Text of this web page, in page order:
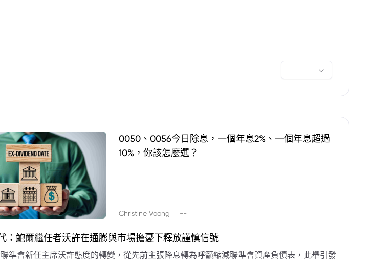
0050、0056今日除息，一個年息2%、一個年息超過
10%，你該怎麼選？
Christine Voong --
：鮑爾繼任者沃許在通膨與市場擔憂下釋放謹慎信號
準會新任主席沃許態度的轉變，從先前主張降息轉為呼籲縮減聯準會資產負債表，此舉引發